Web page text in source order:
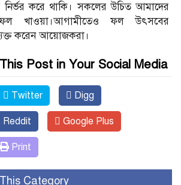
করে থাকি। সকলের উচিত আমাদের
খাওয়া।আগামীতেও ফল উৎসবের
করেন আয়োজকরা।
Post in Your Social Media
Twitter Digg
Reddit Google Plus
Print
Category